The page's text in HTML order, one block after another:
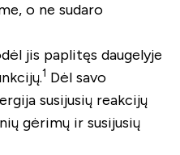
o ne sudaro
jis paplitęs daugelyje
1 Dėl savo
susijusių reakcijų
gėrimų ir susijusių